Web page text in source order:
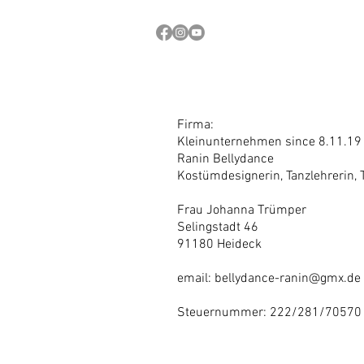
Firma:
Kleinunternehmen since 8.11.19
Ranin Bellydance
Kostümdesignerin, Tanzlehrerin,
Frau Johanna Trümper
Selingstadt 46
91180 Heideck
email: bellydance-ranin@gmx.de
Steuernummer: 222/281/70570